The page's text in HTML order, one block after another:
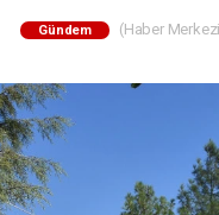
Gündem (Haber